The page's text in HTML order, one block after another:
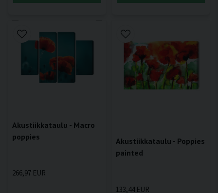
Akustiikkataulu - Macro
poppies
266,97 EUR
Akustiikkataulu - Poppies
painted
133,44 EUR